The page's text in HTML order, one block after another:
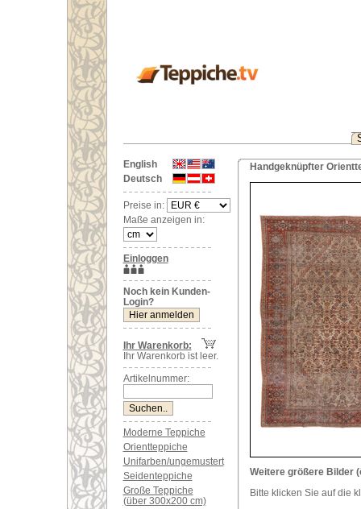
English
Deutsch
Preise in:
Maße anzeigen in:
Einloggen
Noch kein Kunden-
Login?
Ihr Warenkorb:
Ihr Warenkorb ist leer.
Artikelnummer:
Moderne Teppiche
Orientteppiche
Unifarben/ungemustert
Seidenteppiche
Große Teppiche
(über 300x200 cm)
Handgeknüpfter
Weitere größere Bilder
Bitte klicken Sie auf die